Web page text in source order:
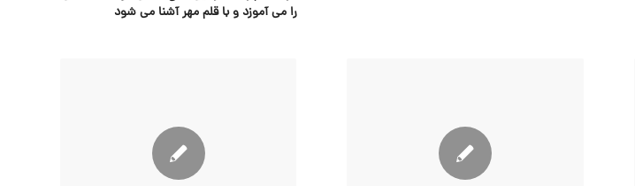
را می آموزد و با قلم مهر آشنا می شود